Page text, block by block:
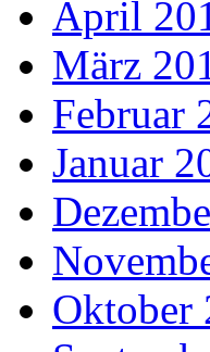
April
März
Februar
Januar
Oktober